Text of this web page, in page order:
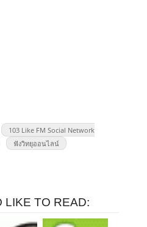
103 Like FM Social Network
ฟังวิทยุออนไลน์
LIKE TO READ: